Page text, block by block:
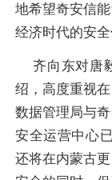
地希望奇安信
经济时代的安
齐向东对唐
绍，高度重视
数据管理局与
安全运营中心
还将在内蒙古